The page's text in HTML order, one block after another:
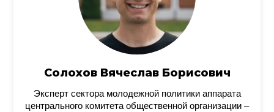
Солохов Вячеслав Борисович
Эксперт сектора молодежной политики аппарата
центрального комитета общественной организации –